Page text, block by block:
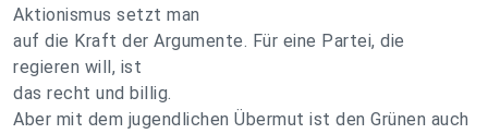
Aktionismus setzt man
auf die Kraft der Argumente. Für eine Partei, die
regieren will, ist
das recht und billig.
Aber mit dem jugendlichen Übermut ist den Grünen auch